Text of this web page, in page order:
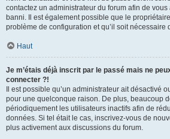
contactez un administrateur du forum afin de
banni. Il est également possible que le
problème de configuration et qu’il soit nécessaire
Haut
Je m’étais déjà inscrit par le passé mais ne
connecter ?!
Il est possible qu’un administrateur ait désactivé
pour une quelconque raison. De plus, beaucoup
périodiquement les utilisateurs inactifs afin de
données. Si tel était le cas, inscrivez-vous de
plus activement aux discussions du forum.